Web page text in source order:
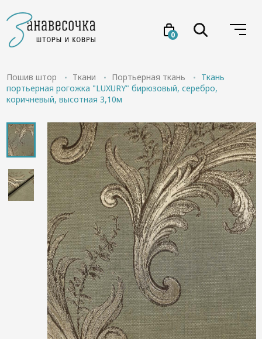
0
Услуги
Акции
Проекты
О нас
Отзывы
Дизайнерам
Контакты
Пошив штор Ткани Портьерная ткань
Ткань
портьерная рогожка "LUXURY" бирюзовый, серебро,
коричневый, высотная 3,10м